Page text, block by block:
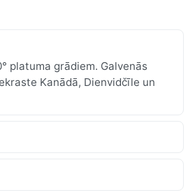
platuma grādiem. Galvenās
Kanādā, Dienvidčīle un